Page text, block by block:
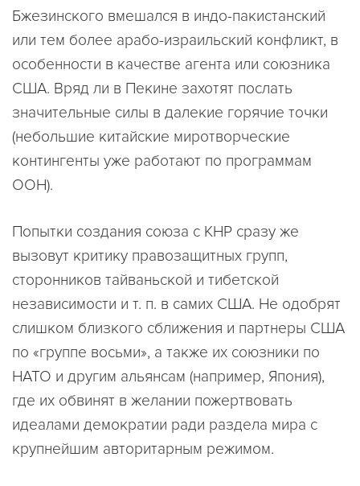
Бжезинского вмешался в индо-пакистанский
или тем более арабо-израильский конфликт, в
особенности в качестве агента или союзника
США. Вряд ли в Пекине захотят послать
значительные силы в далекие горячие точки
(небольшие китайские миротворческие
контингенты уже работают по программам
ООН).
Попытки создания союза с КНР сразу же
вызовут критику правозащитных групп,
сторонников тайваньской и тибетской
независимости и т. п. в самих США. Не одобрят
слишком близкого сближения и партнеры США
по «группе восьми», а также их союзники по
НАТО и другим альянсам (например, Япония),
где их обвинят в желании пожертвовать
идеалами демократии ради раздела мира с
крупнейшим авторитарным режимом.